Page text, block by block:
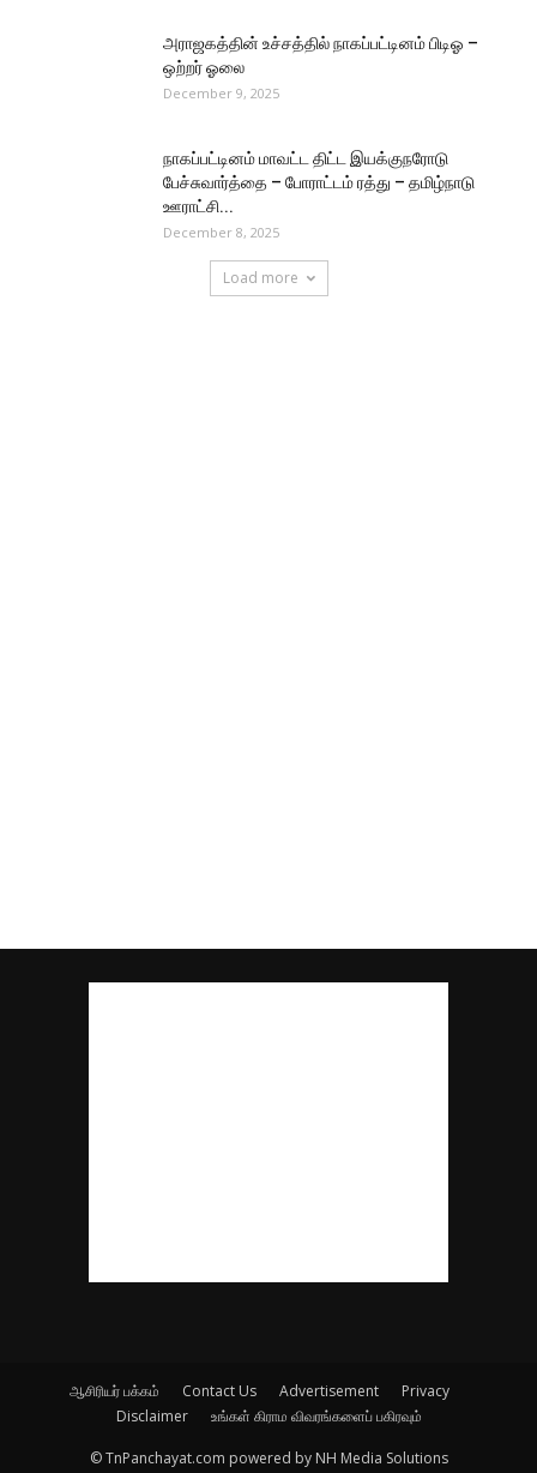
அராஜகத்தின் உச்சத்தில் நாகப்பட்டினம் பிடிஓ –
ஒற்றர் ஓலை
December 9, 2025
நாகப்பட்டினம் மாவட்ட திட்ட இயக்குநரோடு
பேச்சுவார்த்தை – போராட்டம் ரத்து – தமிழ்நாடு
ஊராட்சி...
December 8, 2025
Load more
ஆசிரியர் பக்கம் Contact Us Advertisement
Privacy
Disclaimer
உங்கள் கிராம விவரங்களைப் பகிரவும்
© TnPanchayat.com powered by NH Media Solutions